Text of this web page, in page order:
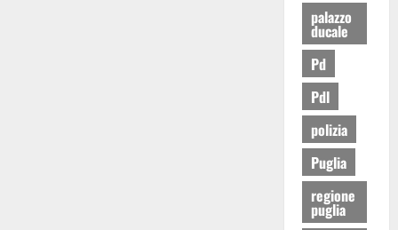
palazzo
ducale
Pd
Pdl
polizia
Puglia
regione
puglia